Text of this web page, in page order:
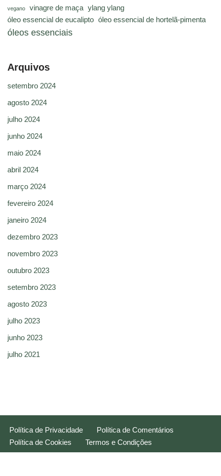
vegano vinagre de maça ylang ylang
óleo essencial de eucalipto óleo essencial de hortelã-pimenta
óleos essenciais
Arquivos
setembro 2024
agosto 2024
julho 2024
junho 2024
maio 2024
abril 2024
março 2024
fevereiro 2024
janeiro 2024
dezembro 2023
novembro 2023
outubro 2023
setembro 2023
agosto 2023
julho 2023
junho 2023
julho 2021
Política de Privacidade
Política de Comentários
Política de Cookies
Termos e Condições